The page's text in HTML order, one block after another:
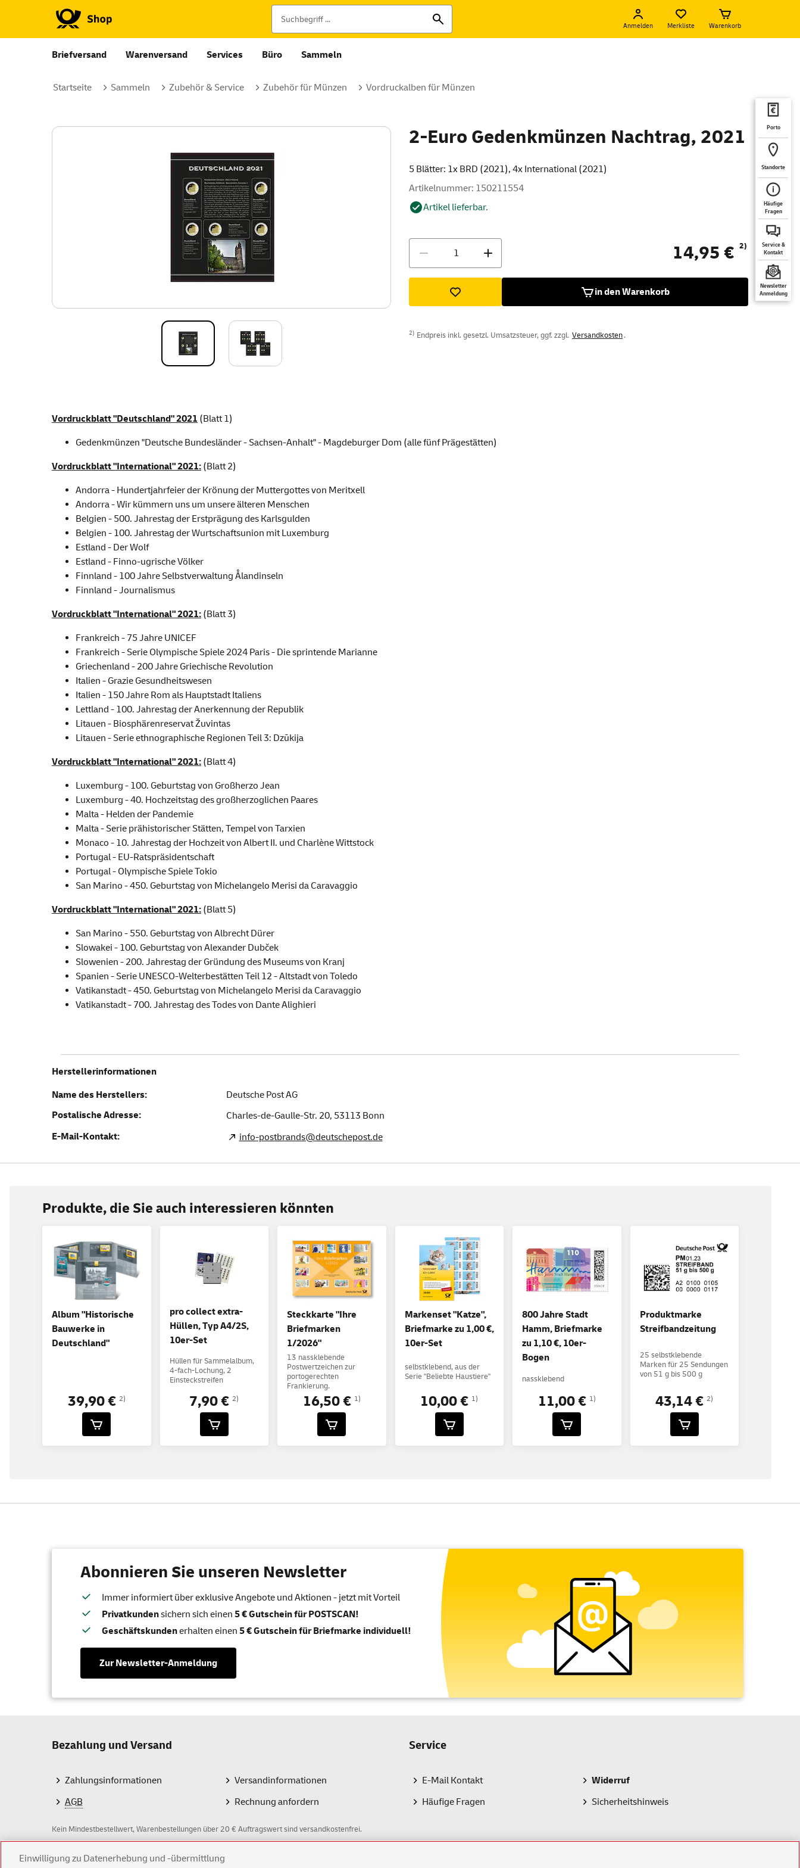
Anmelden Merkliste Warenkorb
Briefversand Warenversand Services Büro Sammeln
Porto
Standorte
Häufige
Fragen
Service &
Kontakt
Newsletter
Anmeldung
Startseite Sammeln Zubehör & Service Zubehör für Münzen Vordruckalben für Münzen
2-Euro Gedenkmünzen Nachtrag, 2021
5 Blätter: 1x BRD (2021), 4x International (2021)
Artikelnummer: 150211554
Artikel lieferbar.
14,95 € 2)
in den Warenkorb
2) Endpreis inkl. gesetzl. Umsatzsteuer, ggf. zzgl. Versandkosten.
Vordruckblatt "Deutschland" 2021 (Blatt 1)
Gedenkmünzen "Deutsche Bundesländer - Sachsen-Anhalt" - Magdeburger Dom (alle fünf Prägestätten)
Vordruckblatt "International" 2021: (Blatt 2)
Andorra - Hundertjahrfeier der Krönung der Muttergottes von Meritxell
Andorra - Wir kümmern uns um unsere älteren Menschen
Belgien - 500. Jahrestag der Erstprägung des Karlsgulden
Belgien - 100. Jahrestag der Wurtschaftsunion mit Luxemburg
Estland - Der Wolf
Estland - Finno-ugrische Völker
Finnland - 100 Jahre Selbstverwaltung Ålandinseln
Finnland - Journalismus
Vordruckblatt "International" 2021: (Blatt 3)
Frankreich - 75 Jahre UNICEF
Frankreich - Serie Olympische Spiele 2024 Paris - Die sprintende Marianne
Griechenland - 200 Jahre Griechische Revolution
Italien - Grazie Gesundheitswesen
Italien - 150 Jahre Rom als Hauptstadt Italiens
Lettland - 100. Jahrestag der Anerkennung der Republik
Litauen - Biosphärenreservat Žuvintas
Litauen - Serie ethnographische Regionen Teil 3: Dzūkija
Vordruckblatt "International" 2021: (Blatt 4)
Luxemburg - 100. Geburtstag von Großherzo Jean
Luxemburg - 40. Hochzeitstag des großherzoglichen Paares
Malta - Helden der Pandemie
Malta - Serie prähistorischer Stätten, Tempel von Tarxien
Monaco - 10. Jahrestag der Hochzeit von Albert II. und Charlène Wittstock
Portugal - EU-Ratspräsidentschaft
Portugal - Olympische Spiele Tokio
San Marino - 450. Geburtstag von Michelangelo Merisi da Caravaggio
Vordruckblatt "International" 2021: (Blatt 5)
San Marino - 550. Geburtstag von Albrecht Dürer
Slowakei - 100. Geburtstag von Alexander Dubček
Slowenien - 200. Jahrestag der Gründung des Museums von Kranj
Spanien - Serie UNESCO-Welterbestätten Teil 12 - Altstadt von Toledo
Vatikanstadt - 450. Geburtstag von Michelangelo Merisi da Caravaggio
Vatikanstadt - 700. Jahrestag des Todes von Dante Alighieri
Herstellerinformationen
Name des Herstellers:
Deutsche Post AG
Postalische Adresse:
Charles-de-Gaulle-Str. 20, 53113 Bonn
E-Mail-Kontakt:
info-postbrands@deutschepost.de
Produkte, die Sie auch interessieren könnten
Album "Historische
Bauwerke in
Deutschland"
39,90 € 2)
pro collect extra-
Hüllen, Typ A4/2S,
10er-Set
Hüllen für Sammelalbum,
4-fach-Lochung, 2
Einsteckstreifen
7,90 €2)
Steckkarte "Ihre
Briefmarken
1/2026"
13 nassklebende
Postwertzeichen zur
portogerechten
Frankierung.
16,50 € 1)
Markenset "Katze",
Briefmarke zu 1,00 €,
10er-Set
selbstklebend, aus der
Serie "Beliebte Haustiere"
10,00 € 1)
800 Jahre Stadt
Hamm, Briefmarke
zu 1,10 €, 10er-
Bogen
nassklebend
11,00 € 1)
Produktmarke
Streifbandzeitung
25 selbstklebende
Marken für 25 Sendungen
von 51 g bis 500 g
43,14 €2)
Abonnieren Sie unseren Newsletter
Immer informiert über exklusive Angebote und Aktionen - jetzt mit Vorteil
Privatkundensichern sich einen 5 € Gutschein für POSTSCAN!
Geschäftskundenerhalten einen 5 € Gutschein für Briefmarke individuell!
Zur Newsletter-Anmeldung
Bezahlung und Versand
Zahlungsinformationen
AGB
Versandinformationen
Rechnung anfordern
Service
E-Mail Kontakt
Häufige Fragen
Widerruf
Sicherheitshinweis
Kein Mindestbestellwert, Warenbestellungen über 20 € Auftragswert sind versandkostenfrei.
Z
Einwilligung zu Datenerhebung und -übermittlung